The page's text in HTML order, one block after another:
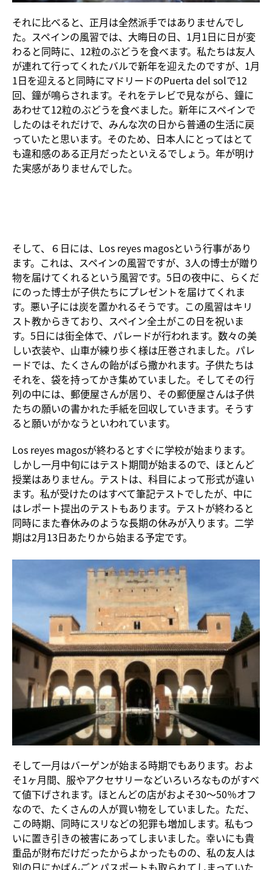
それに比べると、正月は全然派手ではありませんでし
た。スペインの風習では、大晦日の日、1月1日に日が変
わると同時に、12粒のぶどうを食べます。私たちは友人
が連れて行ってくれたバルで新年を迎えたのですが、1月
1日を迎えると同時にマドリードのPuerta del solで12
回、鐘が鳴らされます。それをテレビで見ながら、鐘に
あわせて12粒のぶどうを食べました。新年にスペインで
したのはそれだけで、みんな次の日から普通の生活に戻
っていたと思います。そのため、日本人にとってはとて
も違和感のある正月だったといえるでしょう。年が明け
た実感がありませんでした。
そして、６日には、Los reyes magosという行事があり
ます。これは、スペインの風習ですが、3人の博士が贈り
物を届けてくれるという風習です。5日の夜中に、らくだ
にのった博士が子供たちにプレゼントを届けてくれま
す。悪い子には炭を置かれるそうです。この風習はキリ
スト教からきており、スペイン全土がこの日を祝いま
す。5日には街全体で、パレードが行われます。数々の美
しい衣装や、山車が練り歩く様は圧巻されました。パレ
ードでは、たくさんの飴がばら撒かれます。子供たちは
それを、袋を持ってかき集めていました。そしてその行
列の中には、郵便屋さんが居り、その郵便屋さんは子供
たちの願いの書かれた手紙を回収していきます。そうす
ると願いがかなうといわれています。
Los reyes magosが終わるとすぐに学校が始まります。
しかし一月中旬にはテスト期間が始まるので、ほとんど
授業はありません。テストは、科目によって形式が違い
ます。私が受けたのはすべて筆記テストでしたが、中に
はレポート提出のテストもあります。テストが終わると
同時にまた春休みのような長期の休みが入ります。二学
期は2月13日あたりから始まる予定です。
そして一月はバーゲンが始まる時期でもあります。およ
そ1ヶ月間、服やアクセサリーなどいろいろなものがすべ
て値下げされます。ほとんどの店がおよそ30～50％オフ
なので、たくさんの人が買い物をしていました。ただ、
この時期、同時にスリなどの犯罪も増加します。私もつ
いに置き引きの被害にあってしまいました。幸いにも貴
重品が財布だけだったからよかったものの、私の友人は
別の日にかばんごとパスポートも取られてしまっていた